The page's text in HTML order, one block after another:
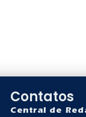
Contatos
Central de